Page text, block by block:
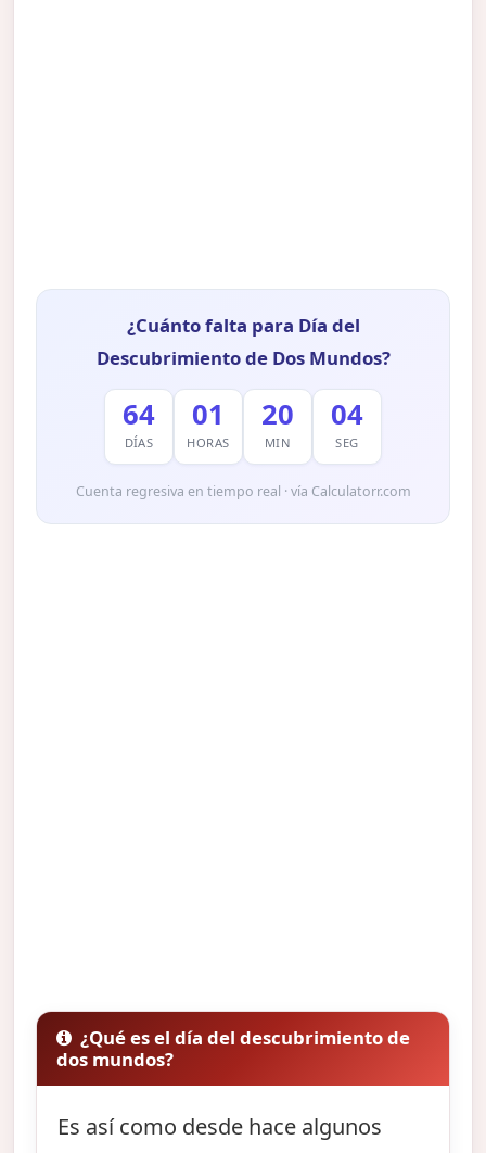
¿Cuánto falta para Día del
Descubrimiento de Dos Mundos?
64
DÍAS
01
HORAS
20
MIN
03
SEG
Cuenta regresiva en tiempo real · vía Calculatorr.com
¿Qué es el día del descubrimiento de
dos mundos?
Es así como desde hace algunos